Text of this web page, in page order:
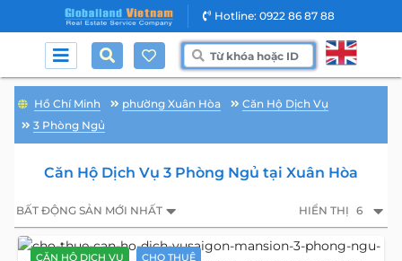
Hotline: 0922 86 87 88
Hồ Chí Minh phường Xuân Hòa
Căn Hộ Dịch Vụ
3 Phòng Ngủ
Căn Hộ Dịch Vụ 3 Phòng Ngủ tại Xuân Hòa
BẤT ĐỘNG SẢN MỚI NHẤT HIỂN THỊ 6
CĂN HỘ DỊCH VỤ CHO THUÊ